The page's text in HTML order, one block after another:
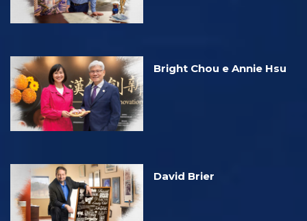
Bright Chou e Annie Hsu
David Brier